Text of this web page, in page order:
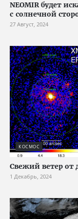
NEOMIR будет
с солнечной
27 Август, 2024
КОСМОС
Свежий ветер от
1 Декабрь, 2024